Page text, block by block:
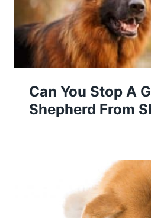
Can You Stop A
Shepherd From